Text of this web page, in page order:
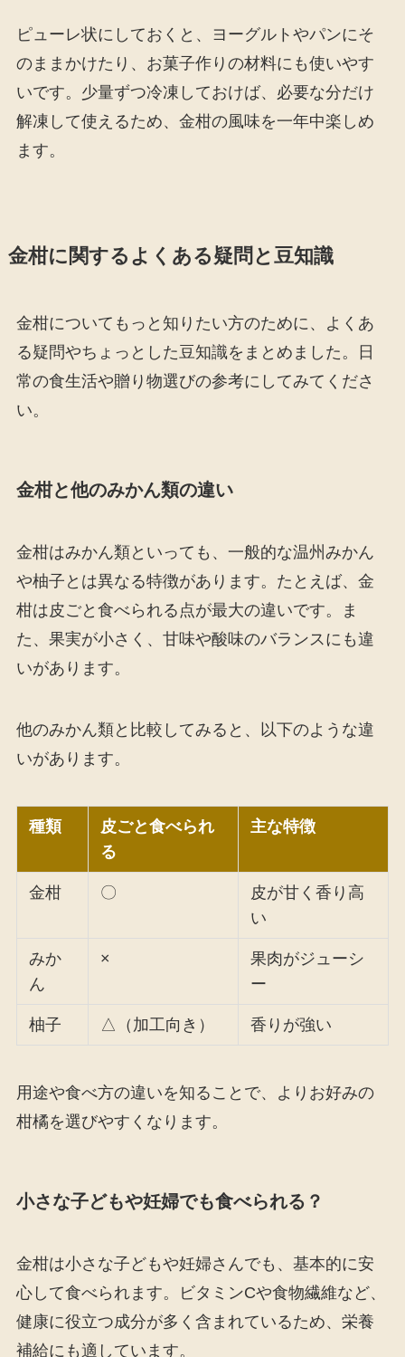
ピューレ状にしておくと、ヨーグルトやパンにそ
のままかけたり、お菓子作りの材料にも使いやす
いです。少量ずつ冷凍しておけば、必要な分だけ
解凍して使えるため、金柑の風味を一年中楽しめ
ます。
金柑に関するよくある疑問と豆知識
金柑についてもっと知りたい方のために、よくあ
る疑問やちょっとした豆知識をまとめました。日
常の食生活や贈り物選びの参考にしてみてくださ
い。
金柑と他のみかん類の違い
金柑はみかん類といっても、一般的な温州みかん
や柚子とは異なる特徴があります。たとえば、金
柑は皮ごと食べられる点が最大の違いです。ま
た、果実が小さく、甘味や酸味のバランスにも違
いがあります。
他のみかん類と比較してみると、以下のような違
いがあります。
種類
皮ごと食べられ
る
主な特徴
金柑 〇
皮が甘く香り高
い
みか
ん
×
果肉がジューシ
ー
柚子 △（加工向き） 香りが強い
用途や食べ方の違いを知ることで、よりお好みの
柑橘を選びやすくなります。
小さな子どもや妊婦でも食べられる？
金柑は小さな子どもや妊婦さんでも、基本的に安
心して食べられます。ビタミンCや食物繊維など、
健康に役立つ成分が多く含まれているため、栄養
補給にも適しています。